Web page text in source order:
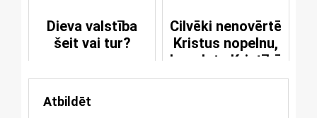
Dieva valstība
šeit vai tur?
Cilvēki nenovērtē
Kristus nopelnu,
kas dots Kristībā
Atbildēt